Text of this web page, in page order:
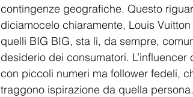
contingenze geografiche. Questo
diciamocelo chiaramente, Louis
quelli BIG BIG, sta lì, da sempre,
desiderio dei consumatori.
con piccoli numeri ma follower fedeli,
traggono ispirazione da quella